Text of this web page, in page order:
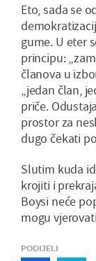
Eto, sada se
gume. U eter
principu:
članova u
„jedan član,
priče.
prostor za
dugo čekati
Slutim kuda
krojiti i
Boysi neće
mogu
PODIJELI